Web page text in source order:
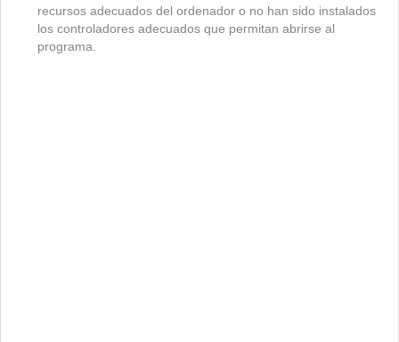
recursos adecuados del ordenador o no han sido instalados
los controladores adecuados que permitan abrirse al
programa.